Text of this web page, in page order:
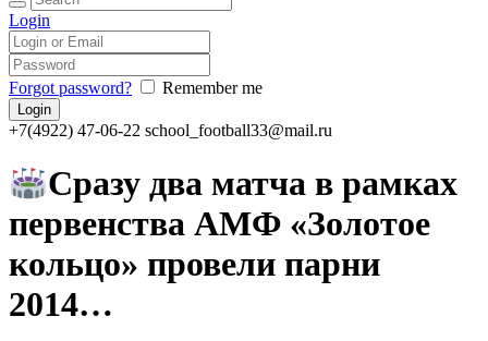
Login
Forgot password? Remember me
+7(4922) 47-06-22 school_football33@mail.ru
Сразу два матча в рамках
первенства АМФ «Золотое
кольцо» провели парни
2014…